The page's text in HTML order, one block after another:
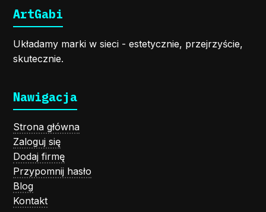
ArtGabi
Układamy marki w sieci - estetycznie, przejrzyście,
skutecznie.
Nawigacja
Strona główna
Zaloguj się
Dodaj firmę
Przypomnij hasło
Blog
Kontakt